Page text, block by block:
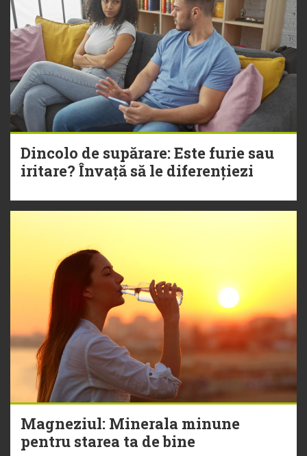
Dincolo de supărare: Este furie sau
iritare? Învață să le diferențiezi
Magneziul: Minerala minune
pentru starea ta de bine